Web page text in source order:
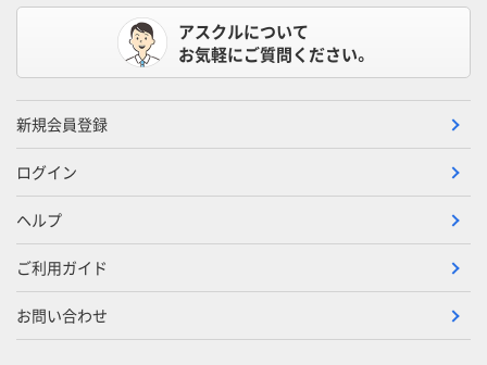
アスクルについて
お気軽にご質問ください。
新規会員登録
ログイン
ヘルプ
ご利用ガイド
お問い合わせ